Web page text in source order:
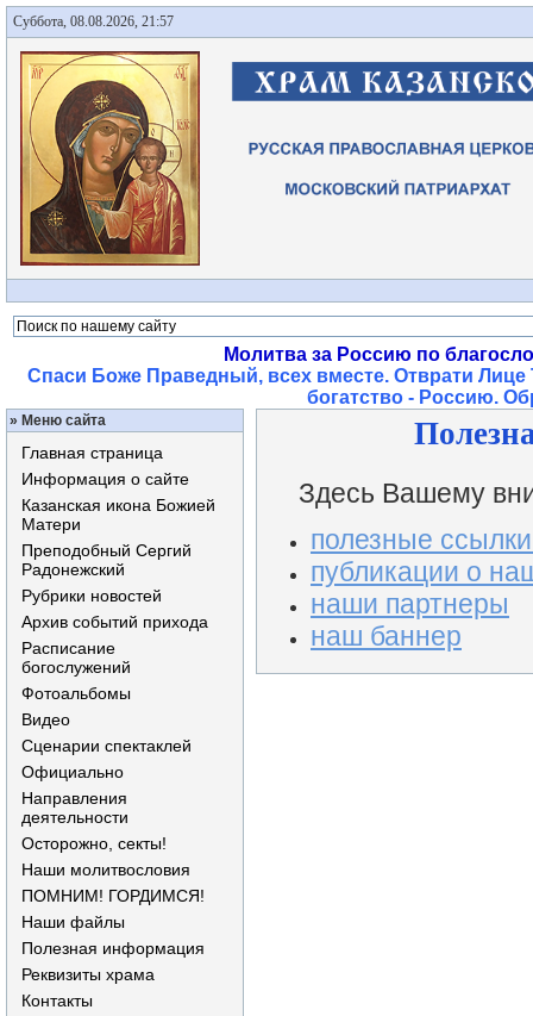
Суббота, 08.08.2026, 21:57
Молитва за Россию по
Спаси Боже Праведный, всех вместе. Отврати
богатство - Россию.
» Меню сайта
Главная страница
Информация о сайте
Казанская икона Божией
Матери
Преподобный Сергий
Радонежский
Рубрики новостей
Архив событий прихода
Расписание
богослужений
Фотоальбомы
Видео
Сценарии спектаклей
Официально
Направления
деятельности
Осторожно, секты!
Наши молитвословия
ПОМНИМ! ГОРДИМСЯ!
Наши файлы
Полезная информация
Реквизиты храма
Контакты
Здесь Вашему
полезные
публикации о
наши партнеры
наш баннер